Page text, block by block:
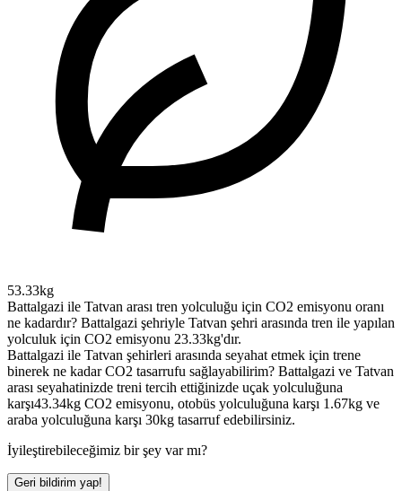
53.33kg
Battalgazi ile Tatvan arası tren yolculuğu için CO2 emisyonu oranı
ne kadardır? Battalgazi şehriyle Tatvan şehri arasında tren ile yapılan
yolculuk için CO2 emisyonu 23.33kg'dır.
Battalgazi ile Tatvan şehirleri arasında seyahat etmek için trene
binerek ne kadar CO2 tasarrufu sağlayabilirim? Battalgazi ve Tatvan
arası seyahatinizde treni tercih ettiğinizde uçak yolculuğuna
karşı43.34kg CO2 emisyonu, otobüs yolculuğuna karşı 1.67kg ve
araba yolculuğuna karşı 30kg tasarruf edebilirsiniz.
İyileştirebileceğimiz bir şey var mı?
Geri bildirim yap!